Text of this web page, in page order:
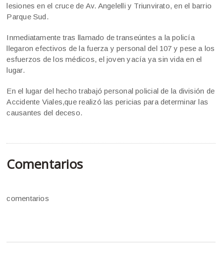
lesiones en el cruce de Av. Angelelli y Triunvirato, en el barrio
Parque Sud.
Inmediatamente tras llamado de transeúntes a la policía
llegaron efectivos de la fuerza y personal del 107 y pese a los
esfuerzos de los médicos, el joven yacía ya sin vida en el
lugar.
En el lugar del hecho trabajó personal policial de la división de
Accidente Viales,que realizó las pericias para determinar las
causantes del deceso.
Comentarios
comentarios